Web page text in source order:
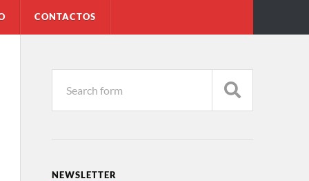
CONTACTOS
NEWSLETTER